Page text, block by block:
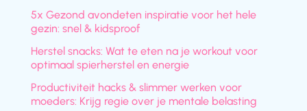
5x Gezond avondeten inspiratie voor het hele
gezin: snel & kidsproof
Herstel snacks: Wat te eten na je workout voor
optimaal spierherstel en energie
Productiviteit hacks & slimmer werken voor
moeders: Krijg regie over je mentale belasting